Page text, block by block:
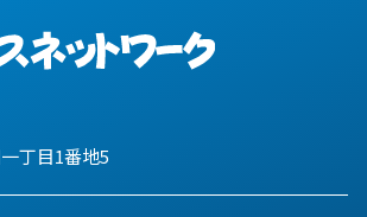
丁目1番地5